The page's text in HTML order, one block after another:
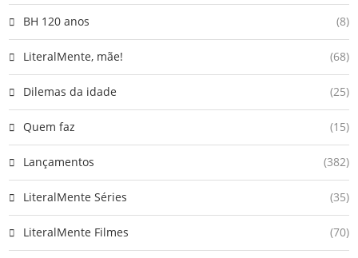
BH 120 anos (8)
LiteralMente, mãe! (68)
Dilemas da idade (25)
Quem faz (15)
Lançamentos (382)
LiteralMente Séries (35)
LiteralMente Filmes (70)